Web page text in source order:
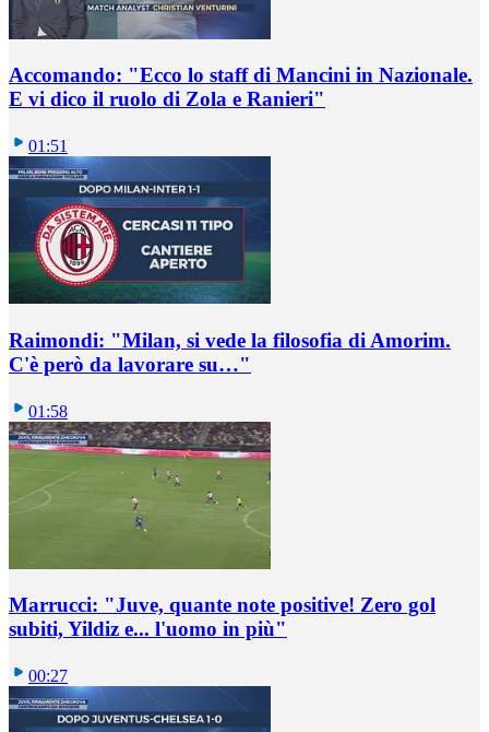
Accomando: "Ecco lo staff di Mancini in Nazionale.
E vi dico il ruolo di Zola e Ranieri"
01:51
Raimondi: "Milan, si vede la filosofia di Amorim.
C'è però da lavorare su…"
01:58
Marrucci: "Juve, quante note positive! Zero gol
subiti, Yildiz e... l'uomo in più"
00:27